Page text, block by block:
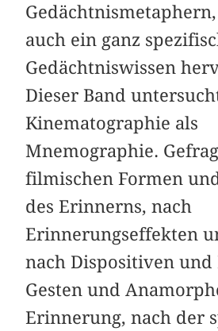
auch ein ganz
Gedächtniswissen
Dieser Band
Kinematographie als
Mnemographie.
filmischen Formen
des Erinnerns, nach
Erinnerungseffekten
nach Dispositiven und
Gesten und
Erinnerung, nach der